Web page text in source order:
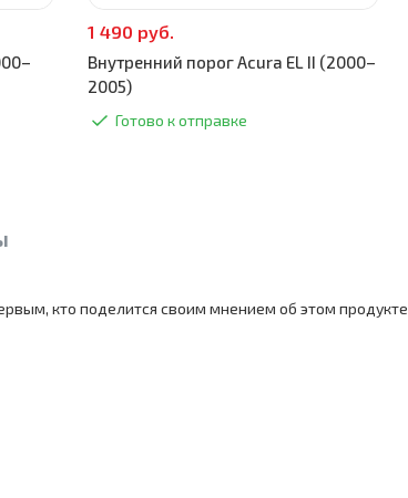
1 490 руб.
Внутренний порог Acura EL II (2000–
2005)
Готово к отправке
кто поделится своим мнением об этом продукте